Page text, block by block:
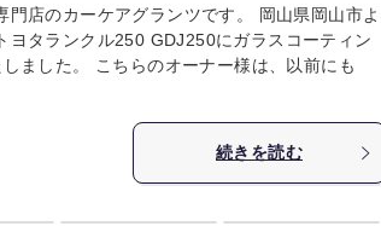
門店のカーケアグランツです。 岡山県岡山市よ
ヨタランクル250 GDJ250にガラスコーティン
ました。 こちらのオーナー様は、以前にも
続きを読む